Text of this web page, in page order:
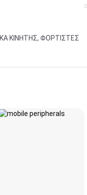
ΚΙΝΗΤΗΣ, ΦΟΡΤΙΣΤΕΣ